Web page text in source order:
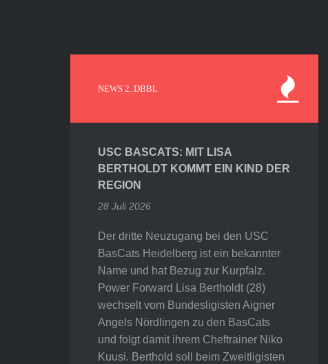
NEWS 2. DBBL
USC BASCATS: MIT LISA
BERTHOLDT KOMMT EIN KIND DER
REGION
28 Juli 2026
Der dritte Neuzugang bei den USC
BasCats Heidelberg ist ein bekannter
Name und hat Bezug zur Kurpfalz.
Power Forward Lisa Bertholdt (28)
wechselt vom Bundesligisten Aigner
Angels Nördlingen zu den BasCats
und folgt damit ihrem Cheftrainer Niko
Kuusi. Berthold soll beim Zweitligisten